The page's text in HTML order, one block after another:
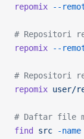
repomix --
# Repositori
repomix --
# Repositori
repomix user/
# Daftar file
find
src -name